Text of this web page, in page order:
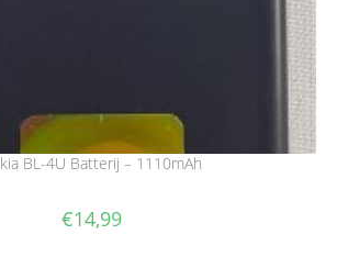
BL-4U Batterij – 1110mAh
€14,99